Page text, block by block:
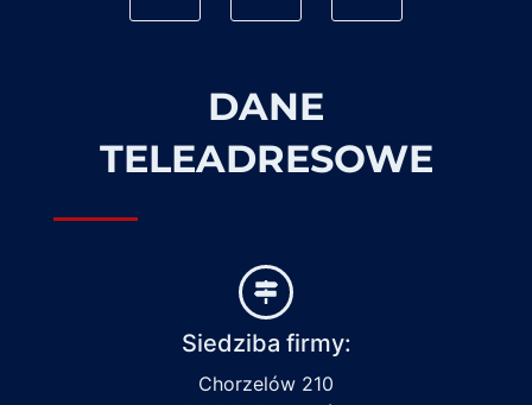
DANE
TELEADRESOWE
Siedziba firmy:
Chorzelów 210